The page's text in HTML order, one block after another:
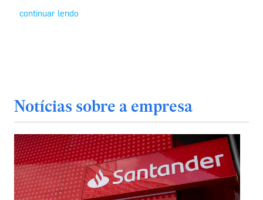
continuar lendo
Notícias sobre a empresa